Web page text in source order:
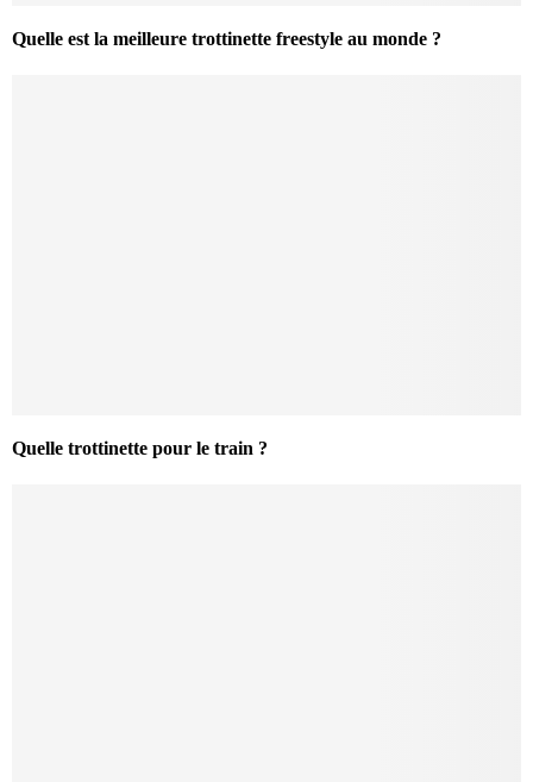
Quelle est la meilleure trottinette freestyle au monde ?
Quelle trottinette pour le train ?